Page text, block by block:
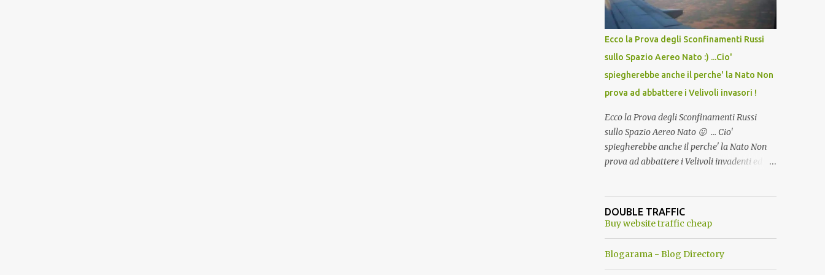
del Capo, era "spettacolare Ghiacciato, ma
andava bene anche, a Temperatura
Ambiente"! Riproponiamo l'articolo per NON
Ecco la Prova degli Sconfinamenti Russi
sullo Spazio Aereo Nato :) ...Cio'
spiegherebbe anche il perche' la Nato Non
prova ad abbattere i Velivoli invasori !
Ecco la Prova degli Sconfinamenti Russi
sullo Spazio Aereo Nato 😛 ... Cio'
spiegherebbe anche il perche' la Nato Non
prova ad abbattere i Velivoli invadenti ed
alcuna notizia di un'invasione dello spazio
aereo NATO da parte di un robot chiamato
ancora una fantasia Nato o forse una "False
DOUBLE TRAFFIC
Buy website traffic cheap
Blogarama - Blog Directory